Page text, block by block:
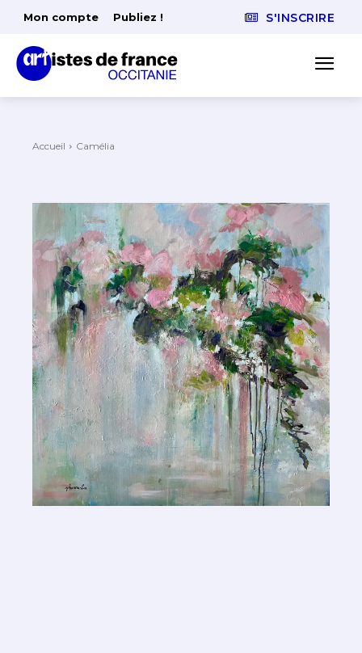
Mon compte Publiez ! S'INSCRIRE
Accueil Camélia